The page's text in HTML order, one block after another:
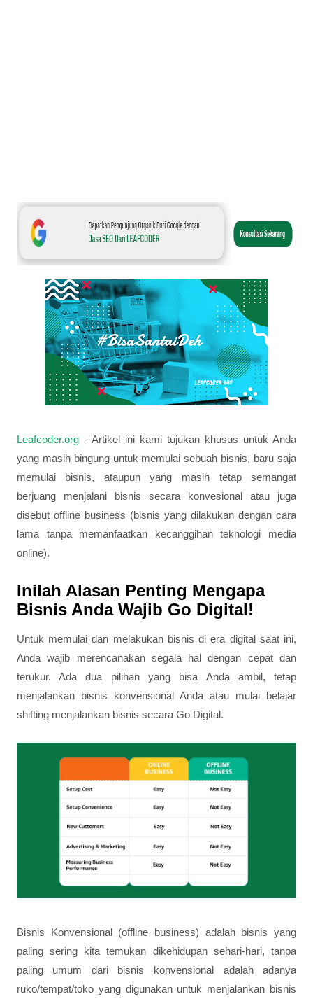
Leafcoder.org- Artikel ini kami tujukan khusus untuk Anda
yang masih bingung untuk memulai sebuah bisnis, baru saja
memulai bisnis, ataupun yang masih tetap semangat
berjuang menjalani bisnis secara konvesional atau juga
disebut offline business (bisnis yang dilakukan dengan cara
lama tanpa memanfaatkan kecanggihan teknologi media
online).
Inilah Alasan Penting Mengapa
Bisnis Anda Wajib Go Digital!
Untuk memulai dan melakukan bisnis di era digital saat ini,
Anda wajib merencanakan segala hal dengan cepat dan
terukur. Ada dua pilihan yang bisa Anda ambil, tetap
menjalankan bisnis konvensional Anda atau mulai belajar
shifting menjalankan bisnis secara Go Digital.
Bisnis Konvensional (offline business) adalah bisnis yang
paling sering kita temukan dikehidupan sehari-hari, tanpa
paling umum dari bisnis konvensional adalah adanya
ruko/tempat/toko yang digunakan untuk menjalankan bisnis